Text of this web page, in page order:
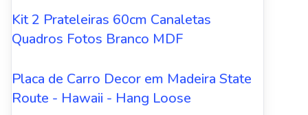
Kit 2 Prateleiras 60cm Canaletas
Quadros Fotos Branco MDF
Placa de Carro Decor em Madeira State
Route - Hawaii - Hang Loose